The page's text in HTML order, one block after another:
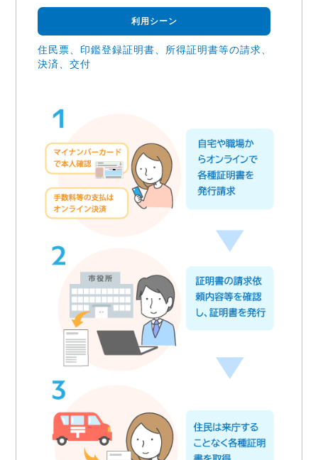
利用シーン
住民票、印鑑登録証明書、所得証明書等の請求、
決済、交付